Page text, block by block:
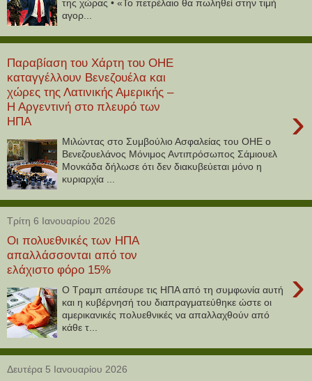
της χώρας • «Το πετρέλαιο θα πωληθεί στην τιμή
αγορ...
Παραβίαση του Χάρτη του ΟΗΕ
καταγγέλλουν Βενεζουέλα και
χώρες της Λατινικής Αμερικής –
Η Αργεντινή στο πλευρό των
ΗΠΑ
›
Μιλώντας στο Συμβούλιο Ασφαλείας του ΟΗΕ ο
Βενεζουελάνος Μόνιμος Αντιπρόσωπος Σάμιουελ
Μονκάδα δήλωσε ότι δεν διακυβεύεται μόνο η
κυριαρχία ...
Τρίτη 6 Ιανουαρίου 2026
Οι πολυεθνικές των ΗΠΑ
απαλλάσσονται από τον
ελάχιστο φόρο 15%
›
Ο Τραμπ απέσυρε τις ΗΠΑ από τη συμφωνία αυτή
και η κυβέρνησή του διαπραγματεύθηκε ώστε οι
αμερικανικές πολυεθνικές να απαλλαχθούν από
κάθε τ...
Δευτέρα 5 Ιανουαρίου 2026